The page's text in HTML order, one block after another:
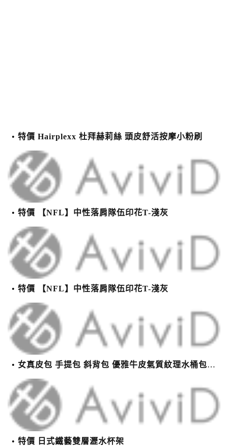
特價 Hairplexx 杜拜赫莉絲 頭皮舒活按摩小粉刷
特價 【NFL】中性落肩隊伍印花T-淺灰
特價 【NFL】中性落肩隊伍印花T-淺灰
女真皮包 手提包 斜背包 優雅牛皮氣質紋理水桶包(2色)【XBO7950112】＊艾美時尚(現+預)
特價 日式鐵藝雙層瀝水杯架